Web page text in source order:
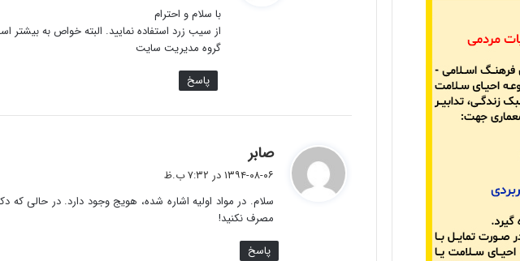
با سلام و احترام
از سیب زرد استفاده نمایید. البته خواص به بیشتر
گروه مدیریت سایت
پاسخ
صابر
ف
۱۳۹۴-۰۸-۰۶ در ۷:۳۲ ب.ظ
سلام. در مواد اولیه اشاره شده، هویج وجود دارد. در حالی که
مصرف نکنید!
پاسخ